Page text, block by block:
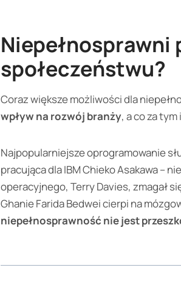
Niepełnosprawni
społeczeństwu?
Coraz większe możliwości dla
wpływ na rozwój branży, a co za
Najpopularniejsze oprogramowanie
pracująca dla IBM Chieko Asakawa –
operacyjnego, Terry Davies, zmagał
Ghanie Farida Bedwei cierpi na
niepełnosprawność nie jest